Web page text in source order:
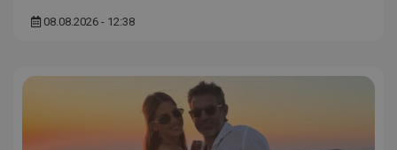
08.08.2026 - 12:38